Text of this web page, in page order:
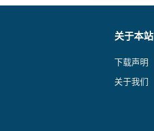
关于本站
下载声明
关于我们